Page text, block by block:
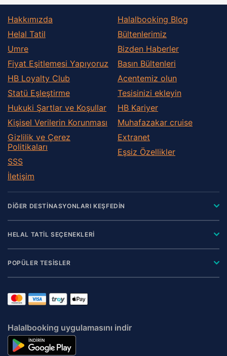
Hakkımızda
Helal Tatil
Umre
Fiyat Eşitlemesi Yapıyoruz
HB Loyalty Club
Statü Eşleştirme
Hukuki Şartlar ve Koşullar
Kişisel Verilerin Korunması
Gizlilik ve Çerez
Politikaları
SSS
İletişim
Halalbooking Blog
Bültenlerimiz
Bizden Haberler
Basın Bültenleri
Acentemiz olun
Tesisinizi ekleyin
HB Kariyer
Muhafazakar сruise
Extranet
Eşsiz Özellikler
DİĞER DESTİNASYONLARI KEŞFEDİN
HELAL TATİL SEÇENEKLERİ
POPÜLER TESİSLER
Halalbooking uygulamasını indir